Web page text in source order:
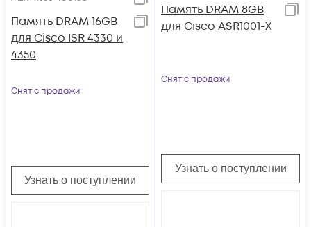
Память DRAM 16GB
для Cisco ISR 4330 и
4350
Снят с продажи
Узнать о поступлении
Память DRAM 8GB
для Cisco ASR1001-Х
Снят с продажи
Узнать о поступлении